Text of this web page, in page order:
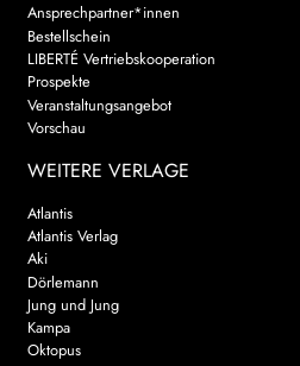
Ansprechpartner*innen
Bestellschein
LIBERTÉ Vertriebskooperation
Prospekte
Veranstaltungsangebot
Vorschau
WEITERE VERLAGE
Atlantis
Atlantis Verlag
Aki
Dörlemann
Jung und Jung
Kampa
Oktopus